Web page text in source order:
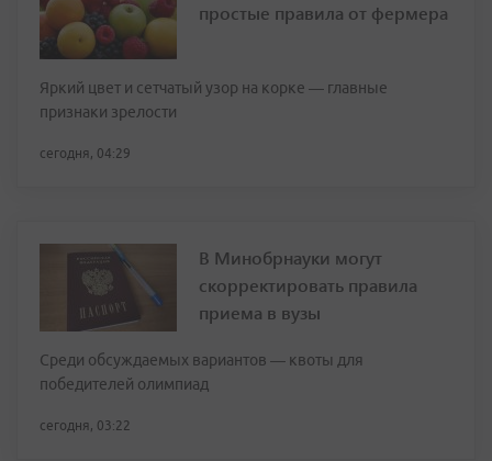
простые правила от фермера
Яркий цвет и сетчатый узор на корке — главные
признаки зрелости
сегодня, 04:29
В Минобрнауки могут
скорректировать правила
приема в вузы
Среди обсуждаемых вариантов — квоты для
победителей олимпиад
сегодня, 03:22